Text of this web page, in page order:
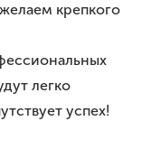
крепкого
легко
успех!